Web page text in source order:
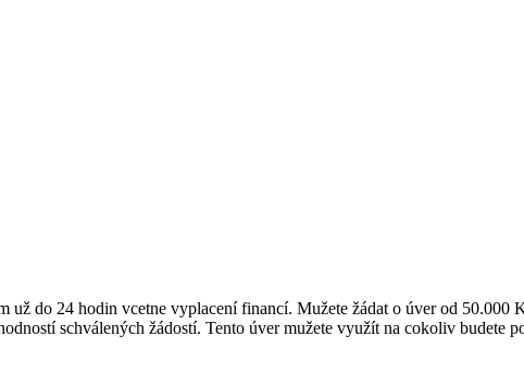
do 24 hodin vcetne vyplacení financí. Mužete žádat o úver od 50.000
schválených žádostí. Tento úver mužete využít na cokoliv budete